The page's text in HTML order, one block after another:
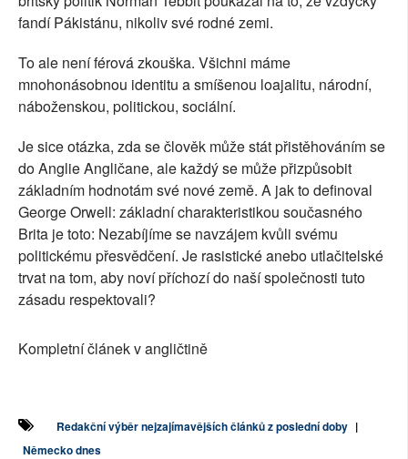
fandí Pákistánu, nikoliv své rodné zemi.
To ale není férová zkouška. Všichni máme
mnohonásobnou identitu a smíšenou loajalitu, národní,
náboženskou, politickou, sociální.
Je sice otázka, zda se člověk může stát přistěhováním se
do Anglie Angličane, ale každý se může přizpůsobit
základním hodnotám své nové země. A jak to definoval
George Orwell: základní charakteristikou současného
Brita je toto: Nezabíjíme se navzájem kvůli svému
politickému přesvědčení. Je rasistické anebo utlačitelské
trvat na tom, aby noví příchozí do naší společnosti tuto
zásadu respektovali?
Kompletní článek v angličtině
Redakční výběr nejzajímavějších článků z poslední doby |
Německo dnes